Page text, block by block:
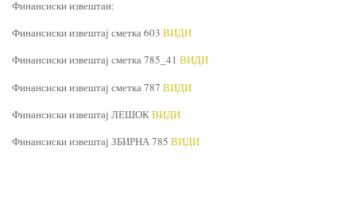
Финансиски извештаи:
Финансиски извештај сметка 603 ВИДИ
Финансиски извештај сметка 785_41 ВИДИ
Финансиски извештај сметка 787 ВИДИ
Финансиски извештај ЛЕШОКВИДИ
Финансиски извештај ЗБИРНА 785 ВИДИ